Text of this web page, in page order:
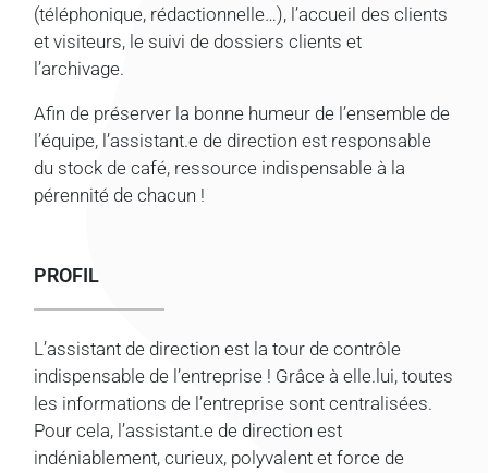
(téléphonique, rédactionnelle…), l’accueil des clients
et visiteurs, le suivi de dossiers clients et
l’archivage.
Afin de préserver la bonne humeur de l’ensemble de
l’équipe, l’assistant.e de direction est responsable
du stock de café, ressource indispensable à la
pérennité de chacun !
PROFIL
L’assistant de direction est la tour de contrôle
indispensable de l’entreprise ! Grâce à elle.lui, toutes
les informations de l’entreprise sont centralisées.
Pour cela, l’assistant.e de direction est
indéniablement, curieux, polyvalent et force de